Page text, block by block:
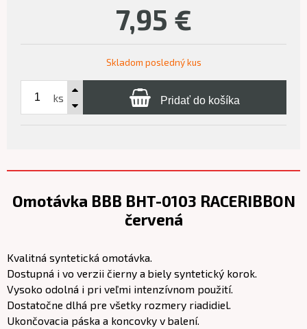
7,95 €
Skladom posledný kus
ks Pridať do košíka
Omotávka BBB BHT-0103 RACERIBBON
červená
Kvalitná syntetická omotávka.
Dostupná i vo verzii čierny a biely syntetický korok.
Vysoko odolná i pri veľmi intenzívnom použití.
Dostatočne dlhá pre všetky rozmery riadidiel.
Ukončovacia páska a koncovky v balení.